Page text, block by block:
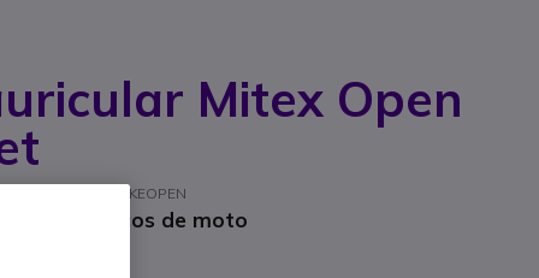
Mitex Open
fabricante: MITBIKEOPEN
para cascos de moto